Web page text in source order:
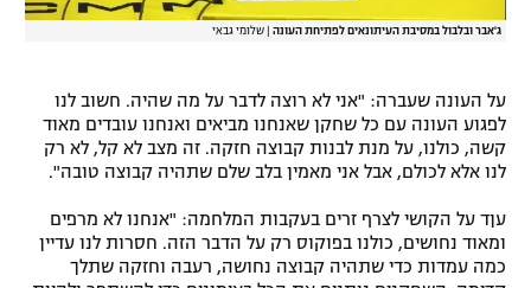
ג'אבר ובלבול במסיבת העיתונאים לפתיחת העונה שלומי גבאי
על העונה שעברה: "אני לא רוצה לדבר על מה שהיה. חשוב לנו
לפגוע העונה עם כל שחקן שאנחנו מביאים ואנחנו עובדים מאוד
קשה, כולנו, על מנת לבנות קבוצה חזקה. זה מצב לא קל, לא רק
לנו אלא לכולם, אבל אני מאמין בלב שלם שתהיה קבוצה טובה".
עןד על הקושי לצרף זרים בעקבות המלחמה: "אנחנו לא מרפים
ומאוד נחושים, כולנו בפוקוס רק על הדבר הזה. חסרות לנו עדיין
כמה עמדות כדי שתהיה קבוצה נחושה, רעבה וחזקה שתלך